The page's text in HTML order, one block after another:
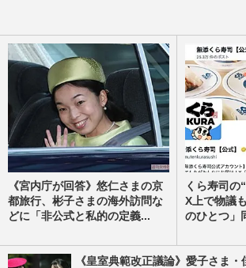
《宮内庁が回答》悠仁さまの京
都旅行、彬子さまの海外訪問な
どに「非公式と私的の定義...
くら寿司の
X上で物議
のひとつ」
《皇室典範改正議論》愛子さま